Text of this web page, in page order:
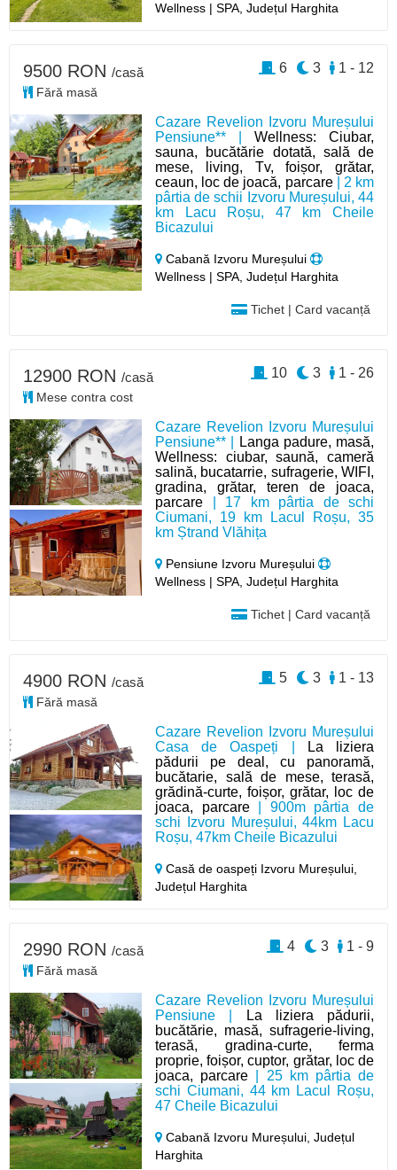
Wellness | SPA, Județul Harghita
Cazare Revelion Izvoru Mureșului
Pensiune** |Wellness: Ciubar,
sauna, bucătărie dotată, sală de
mese, living, Tv, foișor, grătar,
ceaun, loc de joacă, parcare| 2 km
pârtia de schii Izvoru Mureșului, 44
km Lacu Roșu, 47 km Cheile
Bicazului
Cabană Izvoru Mureșului
Wellness | SPA, Județul Harghita
Tichet | Card vacanță
9500 RON /casă
Fără masă
1 - 12
3
6
Cazare Revelion Izvoru Mureșului
Pensiune** |
Langa padure, masă,
Wellness: ciubar, saună, cameră
salină, bucatarrie, sufragerie, WIFI,
gradina, grătar, teren de joaca,
parcare | 17 km pârtia de schi
Ciumani, 19 km Lacul Roșu, 35
km Ștrand Vlăhița
Pensiune Izvoru Mureșului
Wellness | SPA, Județul Harghita
Tichet | Card vacanță
12900 RON /casă
Mese contra cost
1 - 26
3
10
Cazare Revelion Izvoru Mureșului
Casa de Oaspeți |
La liziera
pădurii pe deal, cu panoramă,
bucătarie, sală de mese, terasă,
grădină-curte, foișor, grătar, loc de
joaca, parcare| 900m pârtia de
schi Izvoru Mureșului, 44km Lacu
Roșu, 47km Cheile Bicazului
Casă de oaspeți Izvoru Mureșului,
Județul Harghita
4900 RON /casă
Fără masă
1 - 13
3
5
Cazare Revelion Izvoru Mureșului
Pensiune |
La liziera pădurii,
bucătărie, masă, sufragerie-living,
terasă, gradina-curte, ferma
proprie, foișor, cuptor, grătar, loc de
joaca, parcare | 25 km pârtia de
schi Ciumani, 44 km Lacul Roșu,
47 Cheile Bicazului
Cabană Izvoru Mureșului,Județul
Harghita
2990 RON /casă
Fără masă
1 - 9
3
4